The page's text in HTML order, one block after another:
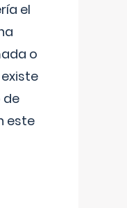
el
o
de
este